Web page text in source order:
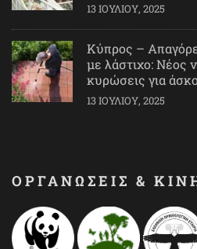
13 ΙΟΥΛΊΟΥ, 2025
Κύπρος –
με λάστιχο: Νέος
κυρώσεις για
13 ΙΟΥΛΊΟΥ, 2025
ΟΡΓΑΝΩΣΕΙΣ &